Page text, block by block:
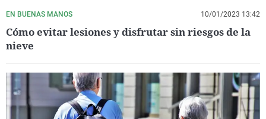
EN BUENAS MANOS 10/01/2023 13:42
Cómo evitar lesiones y disfrutar sin riesgos de la
nieve